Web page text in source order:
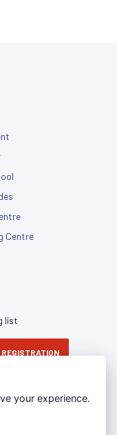
Centre
list
REGISTRATION
your experience.